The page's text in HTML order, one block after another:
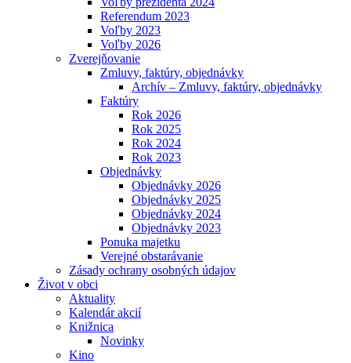
Referendum 2023
Voľby 2023
Voľby 2026
Zverejňovanie
Zmluvy, faktúry, objednávky
Archív – Zmluvy, faktúry, objednávky
Faktúry
Rok 2026
Rok 2025
Rok 2024
Rok 2023
Objednávky
Objednávky 2026
Objednávky 2025
Objednávky 2024
Objednávky 2023
Ponuka majetku
Verejné obstarávanie
Zásady ochrany osobných údajov
Život v obci
Aktuality
Kalendár akcií
Knižnica
Novinky
Kino